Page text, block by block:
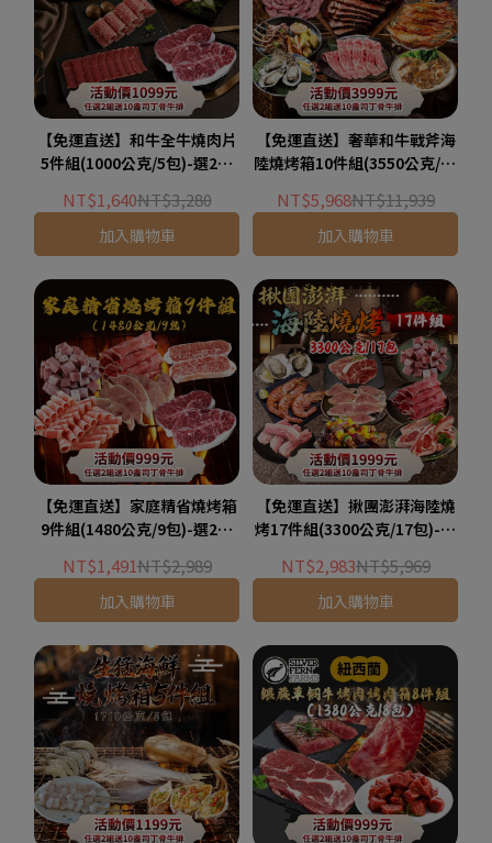
【免運直送】和牛全牛燒肉片
5件組(1000公克/5包)-選2組
NT$1,640NT$3,280
加入購物車
【免運直送】奢華和牛戰斧海
陸燒烤箱10件組(3550公克/10
X1片
NT$5,968NT$11,939
加入購物車
【免運直送】家庭精省燒烤箱
9件組(1480公克/9包)-選2組
NT$1,491NT$2,989
加入購物車
【免運直送】揪團澎湃海陸燒
烤17件組(3300公克/17包)-選
NT$2,983NT$5,969
加入購物車